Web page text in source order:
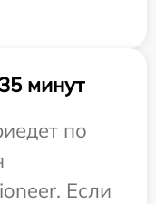
минут
по
Если